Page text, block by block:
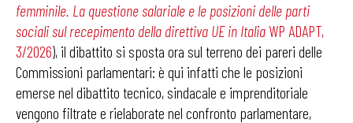
femminile. La questione salariale e le posizioni delle parti
sociali sul recepimento della direttiva UE in Italia WP ADAPT,
3/2026), il dibattito si sposta ora sul terreno dei pareri delle
Commissioni parlamentari: è qui infatti che le posizioni
emerse nel dibattito tecnico, sindacale e imprenditoriale
vengono filtrate e rielaborate nel confronto parlamentare,